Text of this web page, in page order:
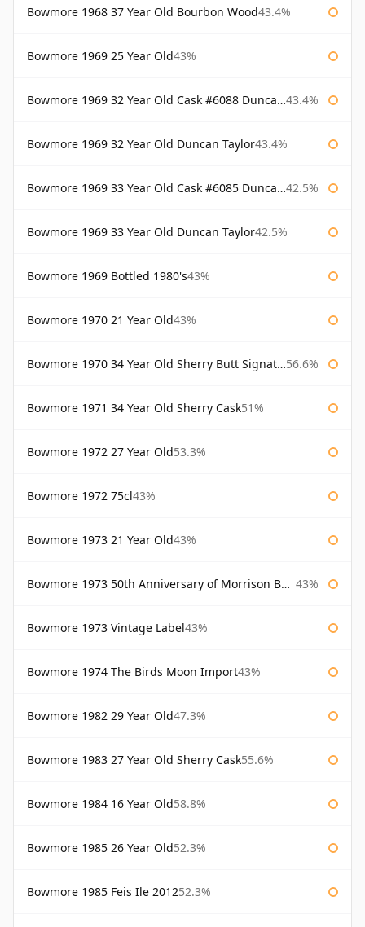
Bowmore 1968 37 Year Old Bourbon Wood43.4%
Bowmore 1969 25 Year Old43%
Bowmore 1969 32 Year Old Cask #6088 Duncan Taylor 43.4%
Bowmore 1969 32 Year Old Duncan Taylor43.4%
Bowmore 1969 33 Year Old Cask #6085 Duncan Taylor 42.5%
Bowmore 1969 33 Year Old Duncan Taylor42.5%
Bowmore 1969 Bottled 1980's43%
Bowmore 1970 21 Year Old43%
Bowmore 1970 34 Year Old Sherry Butt Signatory 56.6%
Bowmore 1971 34 Year Old Sherry Cask51%
Bowmore 1972 27 Year Old53.3%
Bowmore 1972 75cl43%
Bowmore 1973 21 Year Old43%
Bowmore 1973 50th Anniversary of Morrison Bowmore 43%
Bowmore 1973 Vintage Label43%
Bowmore 1974 The Birds Moon Import43%
Bowmore 1982 29 Year Old47.3%
Bowmore 1983 27 Year Old Sherry Cask55.6%
Bowmore 1984 16 Year Old58.8%
Bowmore 1985 26 Year Old52.3%
Bowmore 1985 Feis Ile 201252.3%